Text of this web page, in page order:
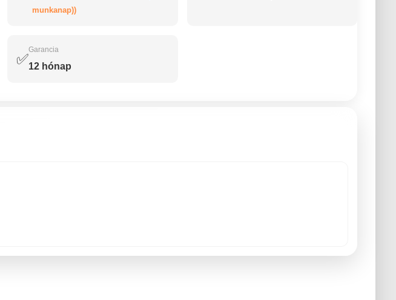
munkanap))
✅
Garancia
12 hónap